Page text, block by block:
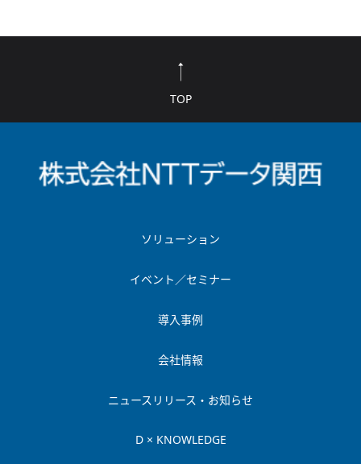
TOP
ソリューション
イベント／セミナー
導入事例
会社情報
ニュースリリース・お知らせ
D × KNOWLEDGE